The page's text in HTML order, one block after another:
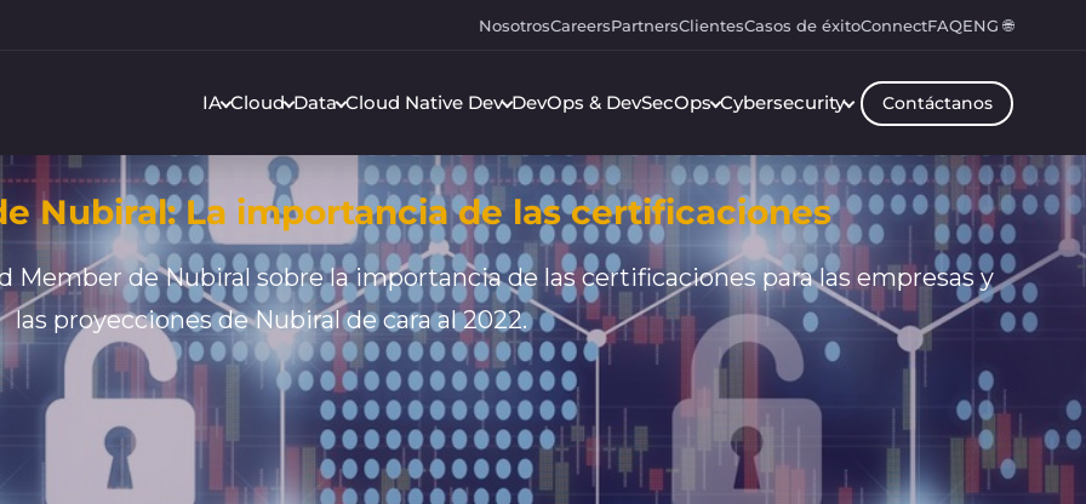
NosotrosCareersPartnersClientesCasos de éxitoConnectFAQENG 🌐
IA Cloud Data Cloud Native Dev DevOps & DevSecOps Cybersecurity Contáctanos
Nubiral: La importancia de las certificaciones
Member de Nubiral sobre la importancia de las certificaciones para las empresas y
las proyecciones de Nubiral de cara al 2022.